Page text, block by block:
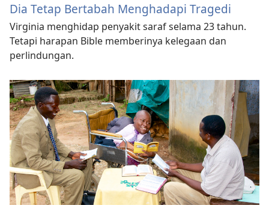
Dia Tetap Bertabah Menghadapi Tragedi
Virginia menghidap penyakit saraf selama 23 tahun.
Tetapi harapan Bible memberinya kelegaan dan
perlindungan.